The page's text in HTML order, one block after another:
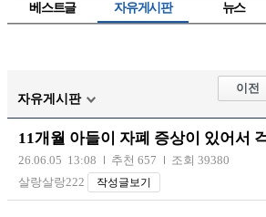
베스트글 자유게시판 뉴스
해외축구
자유게시판
이전
11개월 아들이 자폐 증상이 있어서
26.06.05 13:08 추천 657
조회 39380
살랑살랑222
작성글보기